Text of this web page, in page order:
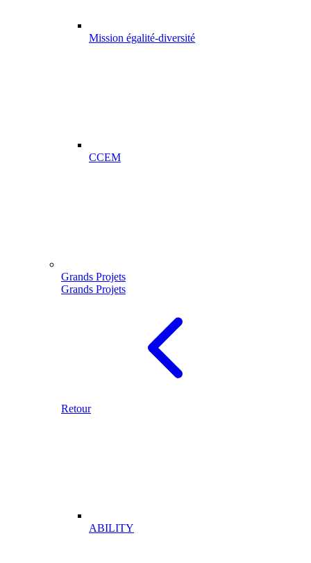
Mission égalité-diversité
CCEM
Grands Projets
Grands Projets
Retour
ABILITY